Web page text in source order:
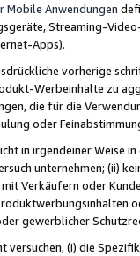
Mobile Anwendungen
Streaming-
Apps).
vorherige
Werbeinhalte zu
die für die
oder
in irgendeiner Weise
unternehmen; (ii)
Verkäufern oder
gewerblicher
versuchen, (i) die